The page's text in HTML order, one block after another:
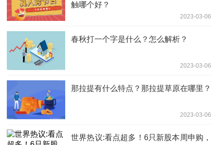
触哪个好？
2023-03-06
春秋打一个字是什么？怎么解析？
2023-03-06
那拉提有什么特点？那拉提草原在哪里？
2023-03-06
世界热议:看点超多！6只新股本周申购，